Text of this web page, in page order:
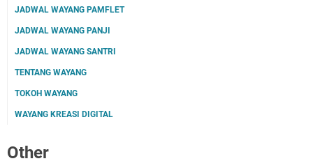
JADWAL WAYANG PAMFLET
JADWAL WAYANG PANJI
JADWAL WAYANG SANTRI
TENTANG WAYANG
TOKOH WAYANG
WAYANG KREASI DIGITAL
Other